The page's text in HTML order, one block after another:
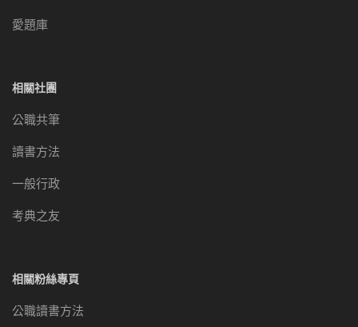
愛題庫
相關社團
公職共筆
讀書方法
一般行政
考典之友
相關粉絲專頁
公職讀書方法